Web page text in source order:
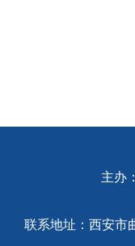
主办
联系地址：西安市